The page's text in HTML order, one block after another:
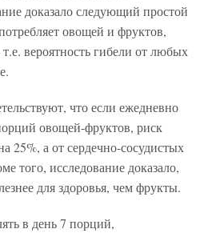
доказало следующий простой
овощей и фруктов,
вероятность гибели от любых
что если ежедневно
овощей-фруктов, риск
25%, а от сердечно-сосудистых
того, исследование доказало,
для здоровья, чем фрукты.
в день 7 порций,